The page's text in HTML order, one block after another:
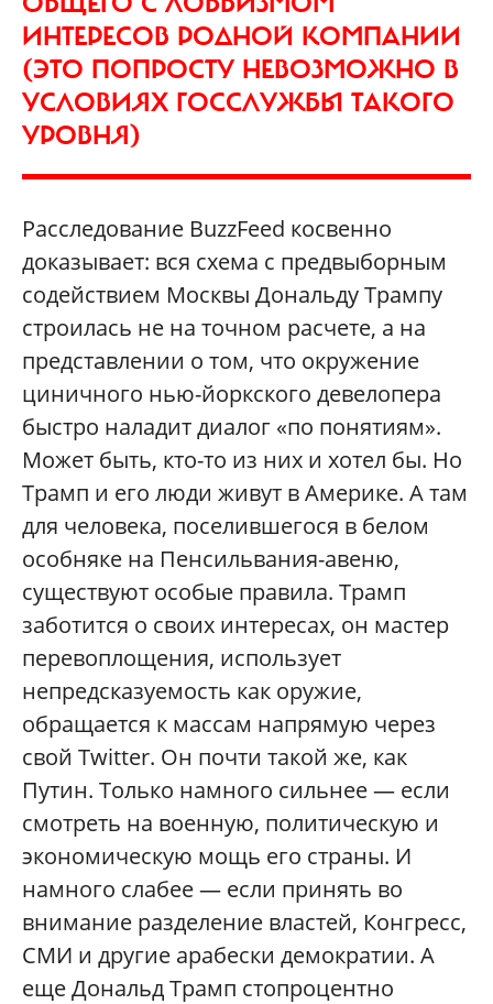
ИНТЕРЕСОВ РОДНОЙ КОМПАНИИ
(ЭТО ПОПРОСТУ НЕВОЗМОЖНО В
УСЛОВИЯХ ГОССЛУЖБЫ ТАКОГО
УРОВНЯ)
Расследование BuzzFeed косвенно
доказывает: вся схема с предвыборным
содействием Москвы Дональду Трампу
строилась не на точном расчете, а на
представлении о том, что окружение
циничного нью-йоркского девелопера
быстро наладит диалог «по понятиям».
Может быть, кто-то из них и хотел бы. Но
Трамп и его люди живут в Америке. А там
для человека, поселившегося в белом
особняке на Пенсильвания-авеню,
существуют особые правила. Трамп
заботится о своих интересах, он мастер
перевоплощения, использует
непредсказуемость как оружие,
обращается к массам напрямую через
свой Twitter. Он почти такой же, как
Путин. Только намного сильнее — если
смотреть на военную, политическую и
экономическую мощь его страны. И
намного слабее — если принять во
внимание разделение властей, Конгресс,
СМИ и другие арабески демократии. А
еще Дональд Трамп стопроцентно